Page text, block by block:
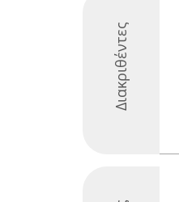
Διακριθέντες